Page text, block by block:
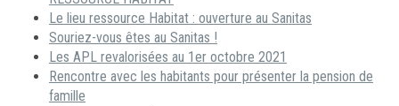
Le lieu ressource Habitat : ouverture au Sanitas
Souriez-vous êtes au Sanitas !
Les APL revalorisées au 1er octobre 2021
Rencontre avec les habitants pour présenter la pension de
famille